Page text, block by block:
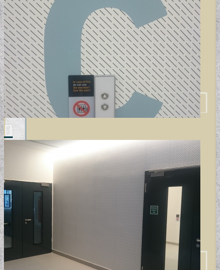
KONYHA DESIGN TIPP
MODERN TAPÉTÁK